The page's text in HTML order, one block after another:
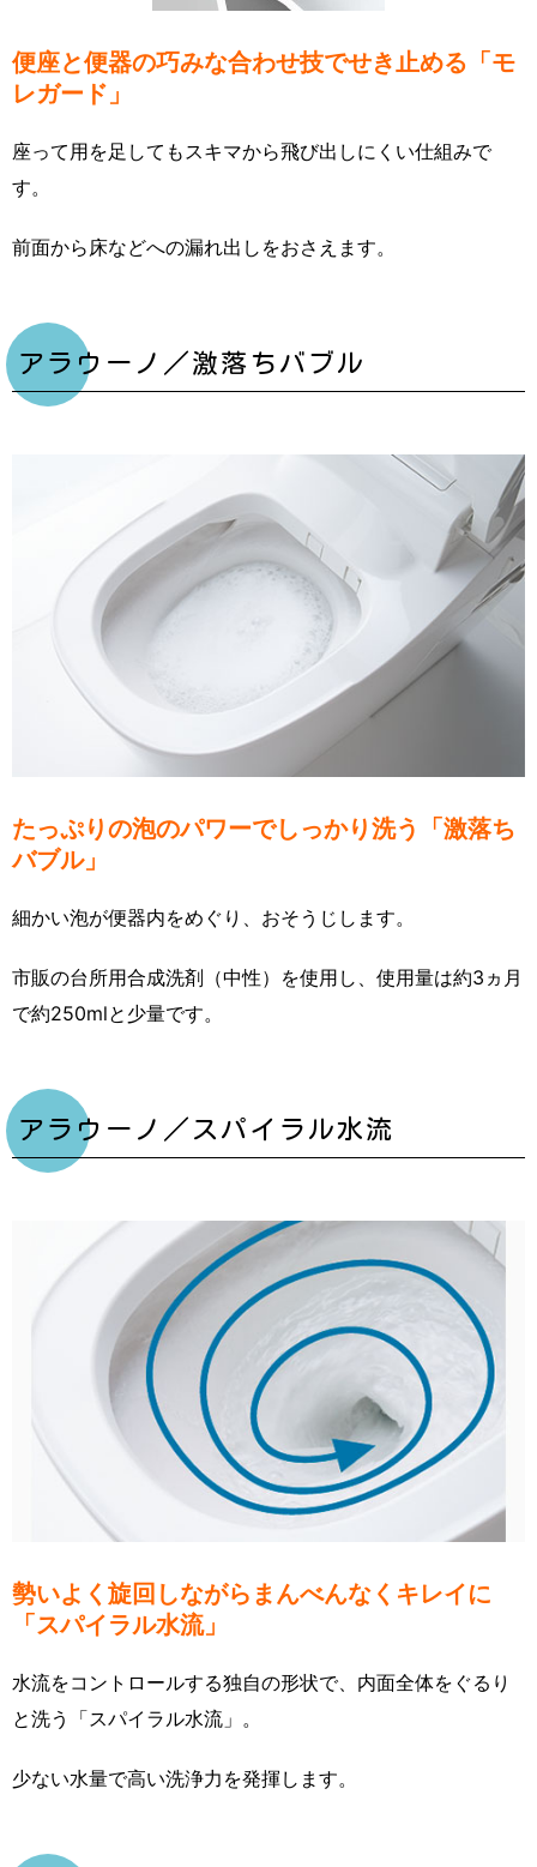
便座と便器の巧みな合わせ技でせき止める「モ
レガード」
座って用を足してもスキマから飛び出しにくい仕組みで
す。
前面から床などへの漏れ出しをおさえます。
アラウーノ／激落ちバブル
たっぷりの泡のパワーでしっかり洗う「激落ち
バブル」
細かい泡が便器内をめぐり、おそうじします。
市販の台所用合成洗剤（中性）を使用し、使用量は約3ヵ月
で約250mlと少量です。
アラウーノ／スパイラル水流
勢いよく旋回しながらまんべんなくキレイに
「スパイラル水流」
水流をコントロールする独自の形状で、内面全体をぐるり
と洗う「スパイラル水流」。
少ない水量で高い洗浄力を発揮します。